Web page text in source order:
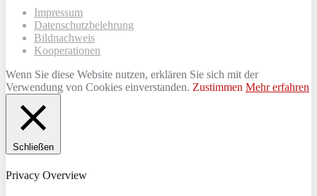
Impressum
Datenschutzbelehrung
Bildnachweis
Kooperationen
Wenn Sie diese Website nutzen, erklären Sie sich mit der
Verwendung von Cookies einverstanden. Zustimmen Mehr erfahren
Schließen
Privacy Overview